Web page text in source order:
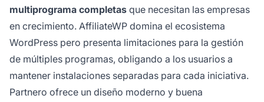
multiprograma completas que necesitan las empresas
en crecimiento. AffiliateWP domina el ecosistema
WordPress pero presenta limitaciones para la gestión
de múltiples programas, obligando a los usuarios a
mantener instalaciones separadas para cada iniciativa.
Partnero ofrece un diseño moderno y buena